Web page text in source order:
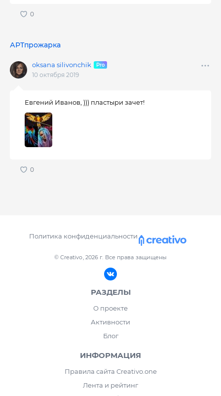
АРТпрожарка
oksana silivonchik
10 октября 2019
Евгений Иванов, ))) пластыри зачет!
© Creativo, 2026 г. Все права защищены
Политика конфиденциальности
РАЗДЕЛЫ
О проекте
Активности
Блог
ИНФОРМАЦИЯ
Правила сайта Creativo.one
Лента и рейтинг